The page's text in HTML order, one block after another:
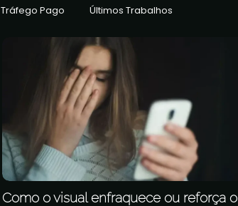
Tráfego Pago Últimos Trabalhos
Como o visual enfraquece ou reforça o